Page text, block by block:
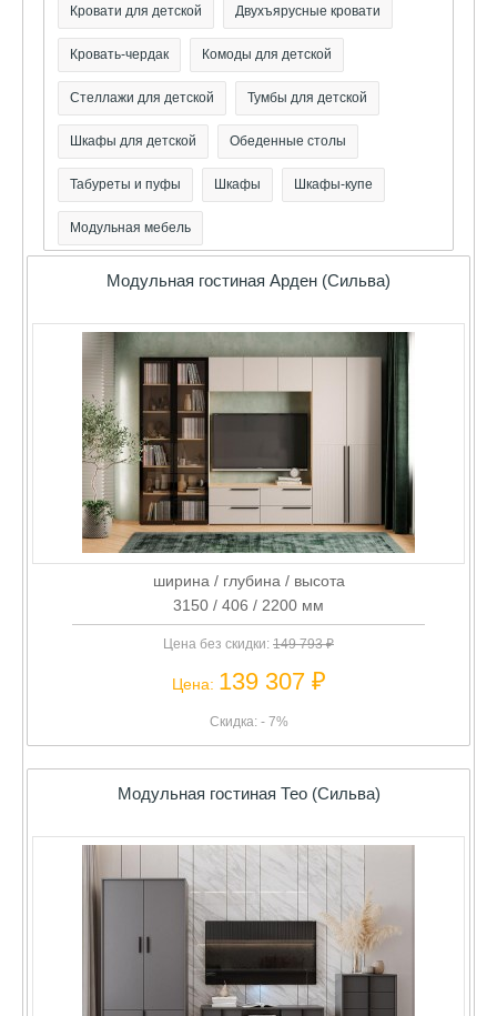
Кровати для детской Двухъярусные кровати
Кровать-чердак Комоды для детской
Стеллажи для детской Тумбы для детской
Шкафы для детской Обеденные столы
Табуреты и пуфы Шкафы Шкафы-купе
Модульная мебель
Модульная гостиная Арден (Сильва)
ширина / глубина / высота
3150 / 406 / 2200 мм
Цена без скидки: 149 793 ₽
Цена: 139 307 ₽
Скидка: - 7%
Модульная гостиная Тео (Сильва)